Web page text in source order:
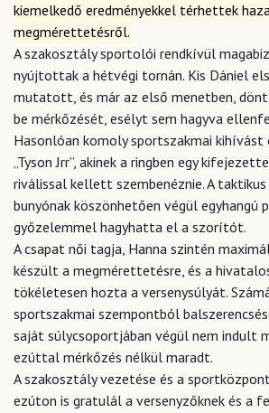
kiemelkedő eredményekkel térhettek
megmérettetésről.
A szakosztály sportolói rendkívül
nyújtottak a hétvégi tornán. Kis Dániel
mutatott, és már az első menetben,
be mérkőzését, esélyt sem hagyva
Hasonlóan komoly sportszakmai
„Tyson Jrr”, akinek a ringben egy
riválissal kellett szembenéznie. A
bunyónak köszönhetően végül egyhangú
győzelemmel hagyhatta el a szorítót.
A csapat női tagja, Hanna szintén
készült a megmérettetésre, és a
tökéletesen hozta a versenysúlyát.
sportszakmai szempontból
saját súlycsoportjában végül nem indult
ezúttal mérkőzés nélkül maradt.
A szakosztály vezetése és a
ezúton is gratulál a versenyzőknek és a